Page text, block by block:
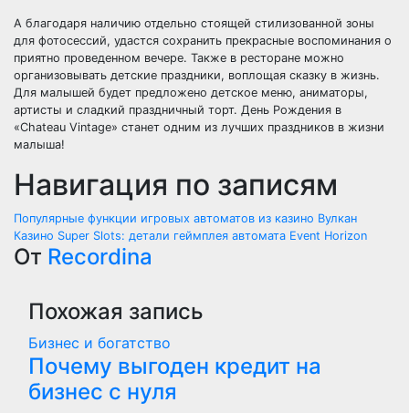
А благодаря наличию отдельно стоящей стилизованной зоны
для фотосессий, удастся сохранить прекрасные воспоминания о
приятно проведенном вечере. Также в ресторане можно
организовывать детские праздники, воплощая сказку в жизнь.
Для малышей будет предложено детское меню, аниматоры,
артисты и сладкий праздничный торт. День Рождения в
«Chateau Vintage» станет одним из лучших праздников в жизни
малыша!
Навигация по записям
Популярные функции игровых автоматов из казино Вулкан
Казино Super Slots: детали геймплея автомата Event Horizon
От Recordina
Похожая запись
Бизнес и богатство
Почему выгоден кредит на
бизнес с нуля